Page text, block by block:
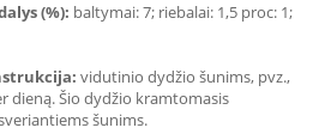
(%): baltymai: 7; riebalai: 1,5 proc: 1;
vidutinio dydžio šunims, pvz.,
dieną. Šio dydžio kramtomasis
šunims.